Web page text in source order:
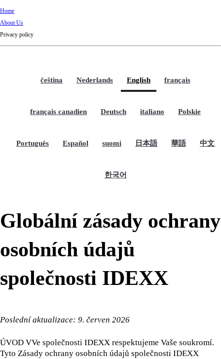
Home
About Us
Privacy policy
čeština Nederlands English français
français canadien Deutsch italiano Polskie
Português Español suomi 日本語 華語 中文
한국어
Globální zásady ochrany
osobních údajů
společnosti IDEXX
Poslední aktualizace: 9. červen 2026
ÚVOD VVe společnosti IDEXX respektujeme Vaše soukromí.
Tyto Zásady ochrany osobních údajů společnosti IDEXX